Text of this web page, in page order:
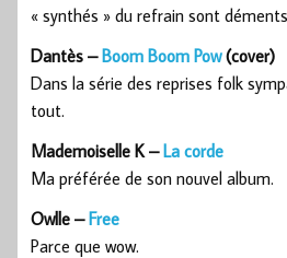
« synthés » du refrain sont
Dantès –Boom Boom Pow(cover)
Dans la série des reprises folk
tout.
Mademoiselle K –La corde
Ma préférée de son nouvel album.
Owlle –Free
Parce que wow.